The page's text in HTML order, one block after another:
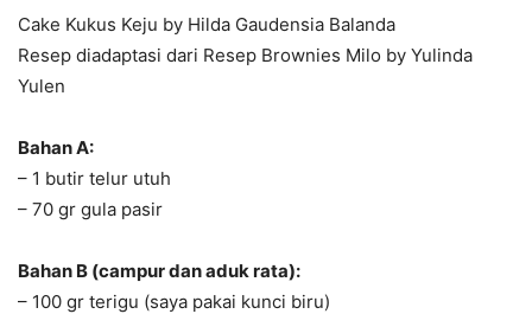
Cake Kukus Keju by Hilda Gaudensia Balanda
Resep diadaptasi dari Resep Brownies Milo by Yulinda
Yulen
Bahan A:
– 1 butir telur utuh
– 70 gr gula pasir
Bahan B (campur dan aduk rata):
– 100 gr terigu (saya pakai kunci biru)